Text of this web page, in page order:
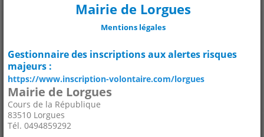
Mairie de Lorgues
Mentions légales
Gestionnaire des inscriptions aux alertes risques
majeurs :
https://www.inscription-volontaire.com/lorgues
Mairie de Lorgues
Cours de la République
83510 Lorgues
Tél. 0494859292